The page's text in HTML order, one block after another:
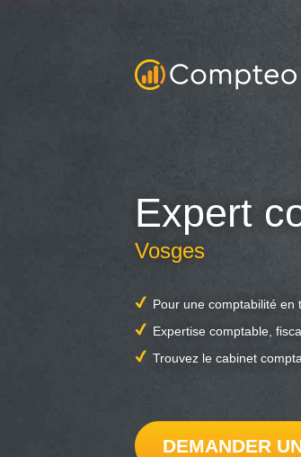
Expert
Vosges
Pour une comptabilité en
Expertise comptable,
Trouvez le cabinet
DEMANDER